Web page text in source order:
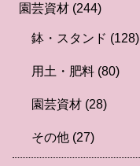
園芸資材 (244)
鉢・スタンド (128)
用土・肥料 (80)
園芸資材 (28)
その他 (27)